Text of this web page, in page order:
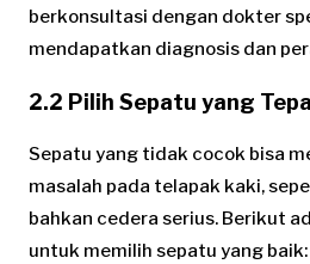
berkonsultasi dengan dokter
mendapatkan diagnosis dan
2.2 Pilih Sepatu yang
Sepatu yang tidak cocok bisa
masalah pada telapak kaki,
bahkan cedera serius. Berikut
untuk memilih sepatu yang baik: